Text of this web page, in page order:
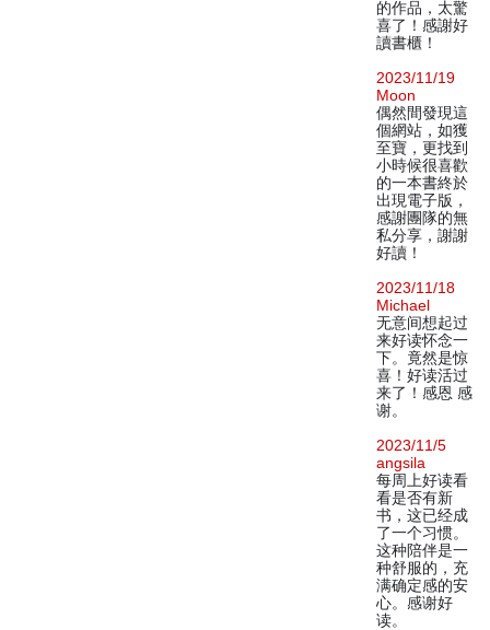
的作品，太驚
喜了！感謝好
讀書櫃！
2023/11/19
Moon
偶然間發現這
個網站，如獲
至寶，更找到
小時候很喜歡
的一本書終於
出現電子版，
感謝團隊的無
私分享，謝謝
好讀！
2023/11/18
Michael
无意间想起过
来好读怀念一
下。竟然是惊
喜！好读活过
来了！感恩 感
谢。
2023/11/5
angsila
每周上好读看
看是否有新
书，这已经成
了一个习惯。
这种陪伴是一
种舒服的，充
满确定感的安
心。感谢好
读。